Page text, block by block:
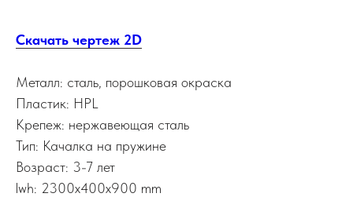
Скачать чертеж 2D
Металл: сталь, порошковая окраска
Пластик: HPL
Крепеж: нержавеющая сталь
Тип: Качалка на пружине
Возраст: 3-7 лет
lwh: 2300x400x900 mm